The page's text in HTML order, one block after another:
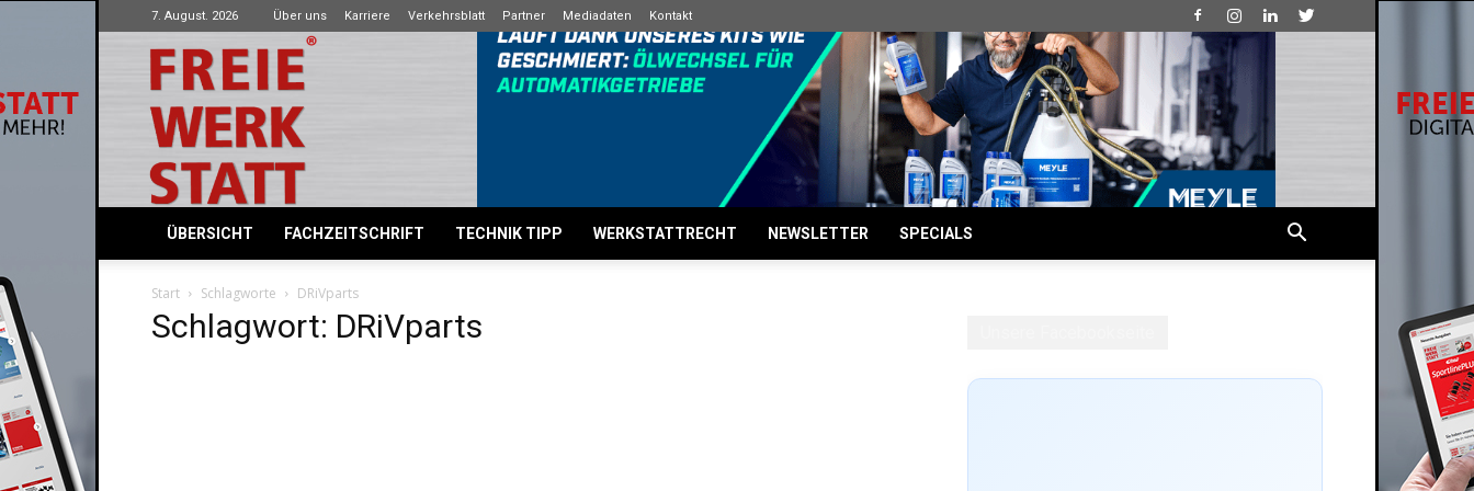
7. August. 2026 Über uns Karriere Verkehrsblatt Partner Mediadaten Kontakt
Freie
Werkstatt
ÜBERSICHT FACHZEITSCHRIFT TECHNIK TIPP WERKSTATTRECHT NEWSLETTER SPECIALS
Start Schlagworte DRiVparts
Schlagwort: DRiVparts